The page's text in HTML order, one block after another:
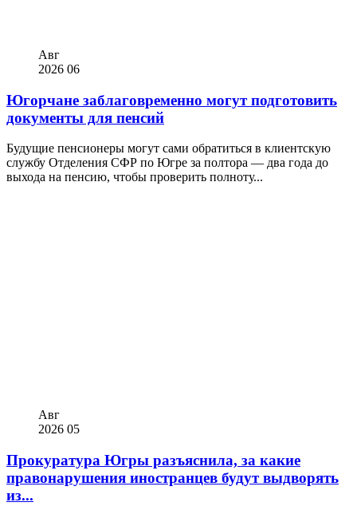
Авг
2026 06
Югорчане заблаговременно могут подготовить
документы для пенсий
Будущие пенсионеры могут сами обратиться в клиентскую
службу Отделения СФР по Югре за полтора — два года до
выхода на пенсию, чтобы проверить полноту...
Авг
2026 05
Прокуратура Югры разъяснила, за какие
правонарушения иностранцев будут выдворять
из...